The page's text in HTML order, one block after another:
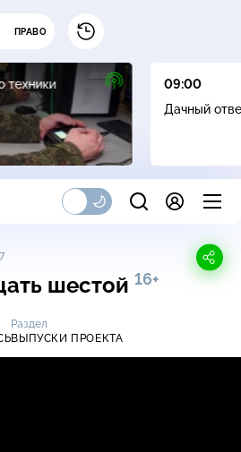
ПРАВО
техники
09:00
Дачный
шестой 16+
Раздел
ВЫПУСКИ ПРОЕКТА